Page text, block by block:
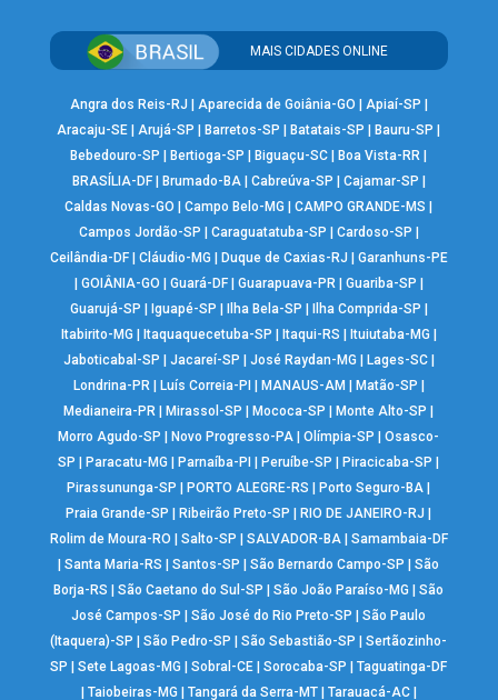
MAIS CIDADES ONLINE
Angra dos Reis-RJ Aparecida de Goiânia-GO Apiaí-SP
Aracaju-SE |Arujá-SP Barretos-SP Batatais-SP Bauru-SP
Bebedouro-SP
Bertioga-SP Biguaçu-SC Boa Vista-RR
BRASÍLIA-DF| Brumado-BA| Cabreúva-SP Cajamar-SP
Caldas Novas-GO
|Campo Belo-MG |CAMPO GRANDE-MS
Campos Jordão-SP
Caraguatatuba-SP Cardoso-SP
Ceilândia-DF| Cláudio-MG Duque de Caxias-RJ
Garanhuns-PE
GOIÂNIA-GO Guará-DF| Guarapuava-PR| Guariba-SP
Guarujá-SP
Iguapé-SP Ilha Bela-SP Ilha Comprida-SP
Itabirito-MG
Itaquaquecetuba-SP Itaqui-RS Ituiutaba-MG
Jaboticabal-SP
Jacareí-SP José Raydan-MG Lages-SC|
Londrina-PR| Luís Correia-PI MANAUS-AM Matão-SP
Medianeira-PR
Mirassol-SP Mococa-SP Monte Alto-SP
Morro Agudo-SP
Novo Progresso-PA |Olímpia-SP |Osasco-
SP
Paracatu-MG Parnaíba-PI Peruíbe-SP Piracicaba-SP
Pirassununga-SP
PORTO ALEGRE-RS Porto Seguro-BA
Praia Grande-SP
Ribeirão Preto-SP RIO DE JANEIRO-RJ
Rolim de Moura-RO
Salto-SP SALVADOR-BA| Samambaia-DF
|Santa Maria-RS |Santos-SP |São Bernardo Campo-SP |São
Borja-RS
|São Caetano do Sul-SP |São João Paraíso-MG |São
José Campos-SP
|São José do Rio Preto-SP |São Paulo
(Itaquera)-SP
|São Pedro-SP |São Sebastião-SP |Sertãozinho-
SP
|Sete Lagoas-MG |Sobral-CE |Sorocaba-SP |Taguatinga-DF
Taiobeiras-MG Tangará da Serra-MT| Tarauacá-AC|